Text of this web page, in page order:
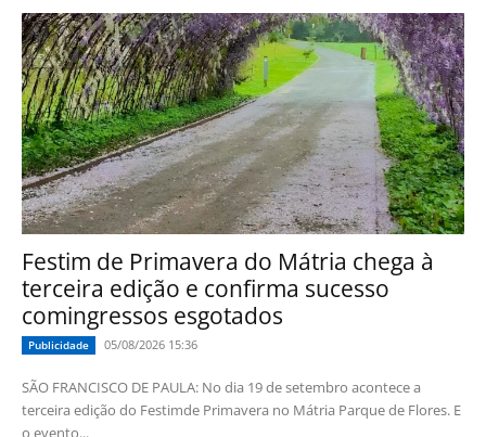
Festim de Primavera do Mátria chega à
terceira edição e confirma sucesso
comingressos esgotados
Publicidade 05/08/2026 15:36
SÃO FRANCISCO DE PAULA: No dia 19 de setembro acontece a
terceira edição do Festimde Primavera no Mátria Parque de Flores. E
o evento...